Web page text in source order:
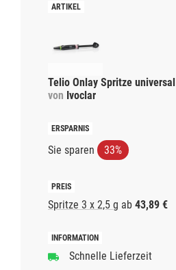
Telio Onlay Spritze universal
von Ivoclar
Sie sparen 33%
Spritze 3 x 2,5 g ab 43,89 €
Schnelle Lieferzeit